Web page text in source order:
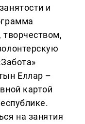
и
Еллар –
картой
на занятия